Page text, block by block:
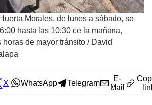
Morales, de lunes a sábado, se
hasta las 10:30 de la mañana,
horas de mayor tránsito / David
X WhatsApp Telegram
E-
Mail